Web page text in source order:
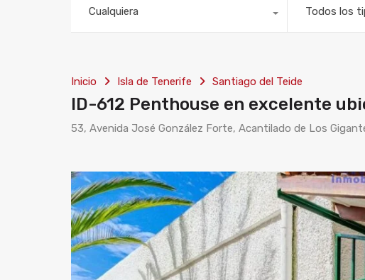
Cualquiera Todos los
Inicio Isla de Tenerife Santiago del Teide
ID-612 Penthouse en excelente
53, Avenida José González Forte, Acantilado de Los